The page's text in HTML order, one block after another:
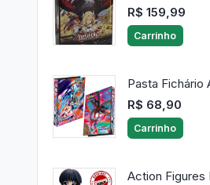
R$ 159,99
Carrinho
Pasta Fichário
R$ 68,90
Carrinho
Action Figures